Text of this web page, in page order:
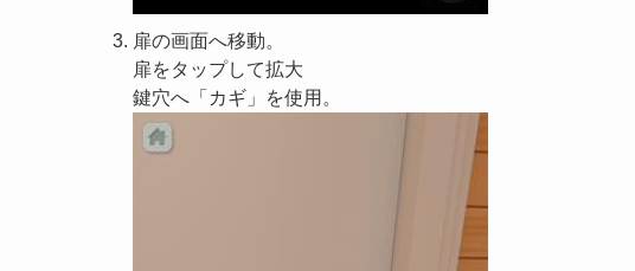
扉の画面へ移動。
扉をタップして拡大
鍵穴へ「カギ」を使用。